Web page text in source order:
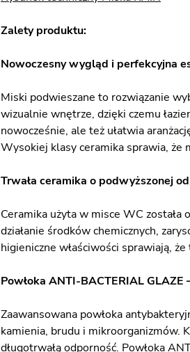
Zalety produktu:
Nowoczesny wygląd i perfekcyjna
Miski podwieszane to rozwiązanie
wizualnie wnętrze, dzięki czemu
nowocześnie, ale też ułatwia
Wysokiej klasy ceramika sprawia, że
Trwała ceramika o podwyższonej
Ceramika użyta w misce WC została
działanie środków chemicznych,
higieniczne właściwości sprawiają,
Powłoka ANTI-BACTERIAL
Zaawansowana powłoka
kamienia, brudu i mikroorganizmów.
długotrwałą odporność. Powłoka